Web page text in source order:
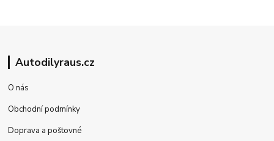
Autodilyraus.cz
O nás
Obchodní podmínky
Doprava a poštovné